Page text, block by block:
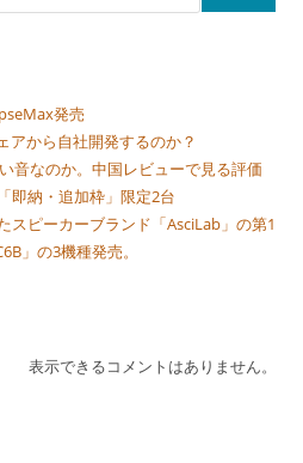
発売
から自社開発するのか？
音なのか。中国レビューで見る評価
即納・追加枠」限定2台
スピーカーブランド「AsciLab」の第1
」の3機種発売。
表示できるコメントはありません。